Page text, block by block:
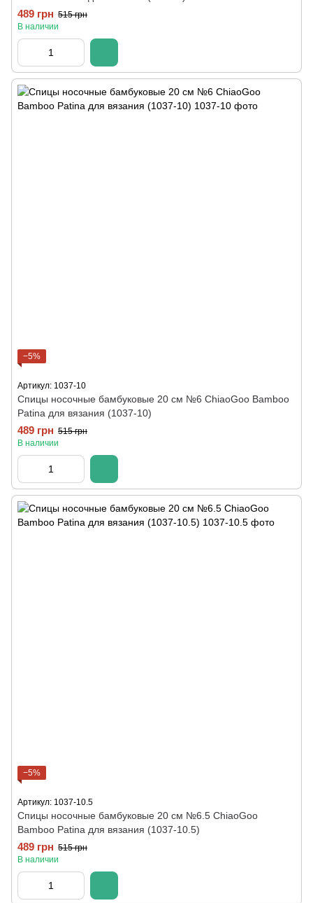
489 грн 515 грн
В наличии
−5%
Артикул: 1037-10
Спицы носочные бамбуковые 20 см №6 ChiaoGoo Bamboo
Patina для вязания (1037-10)
489 грн 515 грн
В наличии
−5%
Артикул: 1037-10.5
Спицы носочные бамбуковые 20 см №6.5 ChiaoGoo
Bamboo Patina для вязания (1037-10.5)
489 грн 515 грн
В наличии